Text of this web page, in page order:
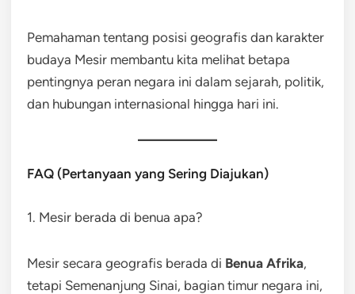
Pemahaman tentang posisi geografis dan karakter
budaya Mesir membantu kita melihat betapa
pentingnya peran negara ini dalam sejarah, politik,
dan hubungan internasional hingga hari ini.
FAQ (Pertanyaan yang Sering Diajukan)
1. Mesir berada di benua apa?
Mesir secara geografis berada di Benua Afrika,
tetapi Semenanjung Sinai, bagian timur negara ini,